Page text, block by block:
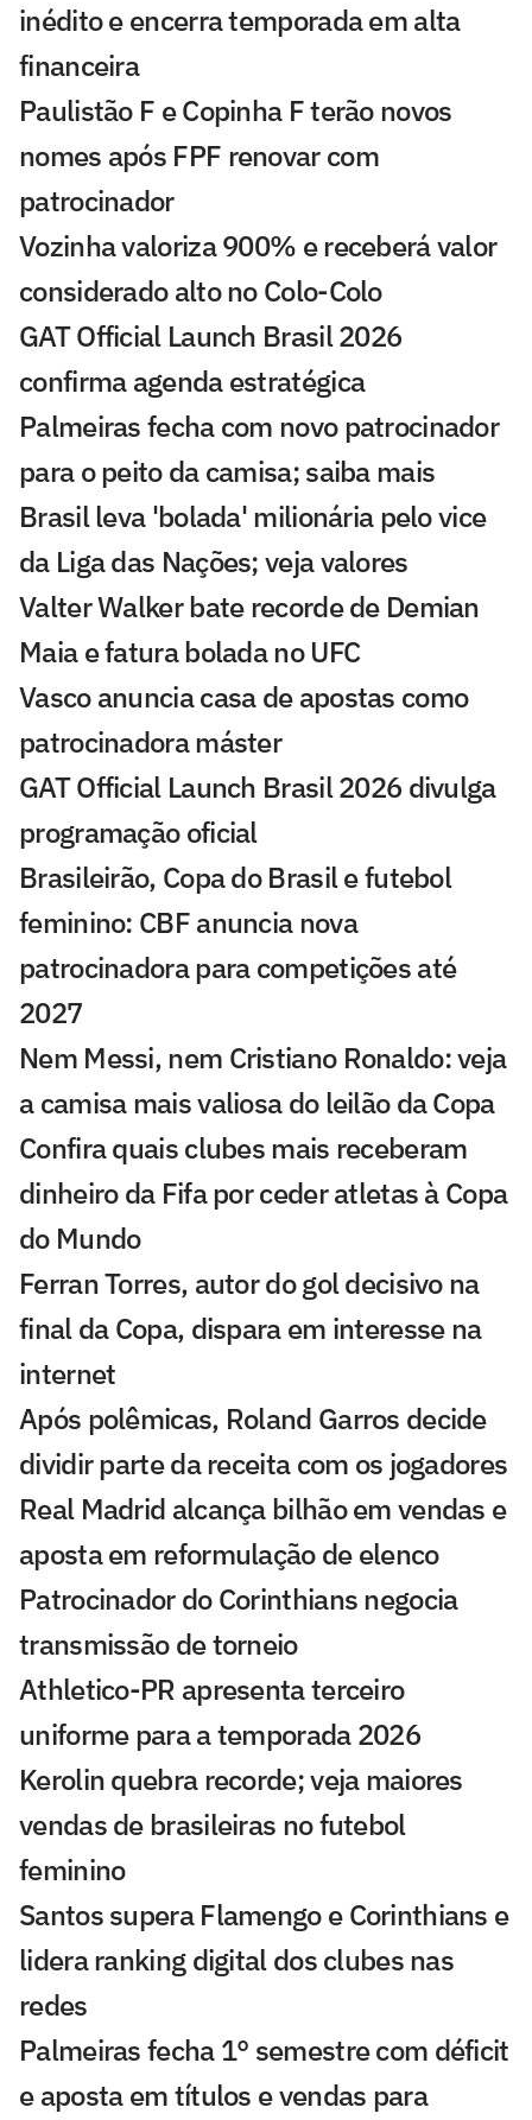
inédito e encerra temporada em alta
financeira
Paulistão F e Copinha F terão novos
nomes após FPF renovar com
patrocinador
Vozinha valoriza 900% e receberá valor
considerado alto no Colo-Colo
GAT Official Launch Brasil 2026
confirma agenda estratégica
Palmeiras fecha com novo patrocinador
para o peito da camisa; saiba mais
Brasil leva 'bolada' milionária pelo vice
da Liga das Nações; veja valores
Valter Walker bate recorde de Demian
Maia e fatura bolada no UFC
Vasco anuncia casa de apostas como
patrocinadora máster
GAT Official Launch Brasil 2026 divulga
programação oficial
Brasileirão, Copa do Brasil e futebol
feminino: CBF anuncia nova
patrocinadora para competições até
2027
Nem Messi, nem Cristiano Ronaldo: veja
a camisa mais valiosa do leilão da Copa
Confira quais clubes mais receberam
dinheiro da Fifa por ceder atletas à Copa
do Mundo
Ferran Torres, autor do gol decisivo na
final da Copa, dispara em interesse na
internet
Após polêmicas, Roland Garros decide
dividir parte da receita com os jogadores
Real Madrid alcança bilhão em vendas e
aposta em reformulação de elenco
Patrocinador do Corinthians negocia
transmissão de torneio
Athletico-PR apresenta terceiro
uniforme para a temporada 2026
Kerolin quebra recorde; veja maiores
vendas de brasileiras no futebol
feminino
Santos supera Flamengo e Corinthians e
lidera ranking digital dos clubes nas
redes
Palmeiras fecha 1° semestre com déficit
e aposta em títulos e vendas para